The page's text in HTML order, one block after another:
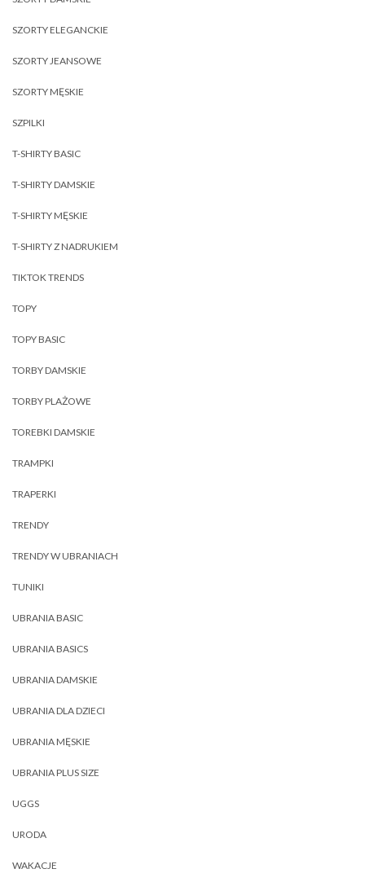
SZORTY ELEGANCKIE
SZORTY JEANSOWE
SZORTY MĘSKIE
SZPILKI
T-SHIRTY BASIC
T-SHIRTY DAMSKIE
T-SHIRTY MĘSKIE
T-SHIRTY Z NADRUKIEM
TIKTOK TRENDS
TOPY
TOPY BASIC
TORBY DAMSKIE
TORBY PLAŻOWE
TOREBKI DAMSKIE
TRAMPKI
TRAPERKI
TRENDY
TRENDY W UBRANIACH
TUNIKI
UBRANIA BASIC
UBRANIA BASICS
UBRANIA DAMSKIE
UBRANIA DLA DZIECI
UBRANIA MĘSKIE
UBRANIA PLUS SIZE
UGGS
URODA
WAKACJE